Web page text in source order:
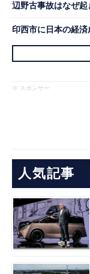
辺野古事故はなぜ起
印西市に日本の経
※ スポンサー
人気記事